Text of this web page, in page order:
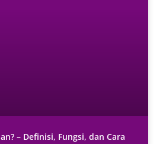
– Definisi, Fungsi, dan Cara